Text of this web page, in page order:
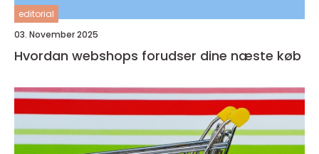
editorial
03. November 2025
Hvordan webshops forudser dine næste køb